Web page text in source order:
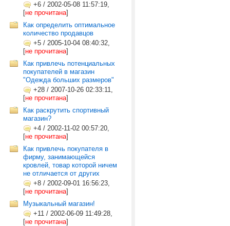
+6 / 2002-05-08 11:57:19,
[не прочитана]
Как определить оптимальное
количество продавцов
+5 / 2005-10-04 08:40:32,
[не прочитана]
Как привлечь потенциальных
покупателей в магазин
"Одежда больших размеров"
+28 / 2007-10-26 02:33:11,
[не прочитана]
Как раскрутить спортивный
магазин?
+4 / 2002-11-02 00:57:20,
[не прочитана]
Как привлечь покупателя в
фирму, занимающейся
кровлей, товар которой ничем
не отличается от других
+8 / 2002-09-01 16:56:23,
[не прочитана]
Музыкальный магазин!
+11 / 2002-06-09 11:49:28,
[не прочитана]